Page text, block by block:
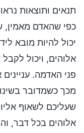
תנאים ותוצאות
כפי שהאדם מאמין,
יכול להיות מובא
אלוהים, ויכול
פני האדמה.
מכך כשמדובר
שעליכם לשאוף
אלוהים בכל דבר,